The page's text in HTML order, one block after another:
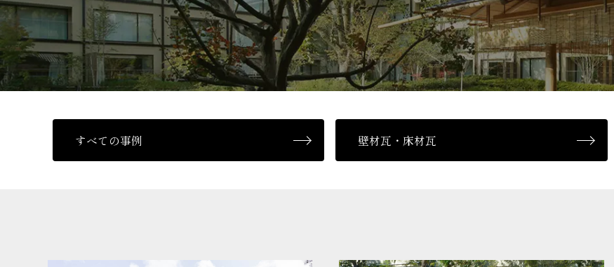
すべての事例 壁材瓦・床材瓦